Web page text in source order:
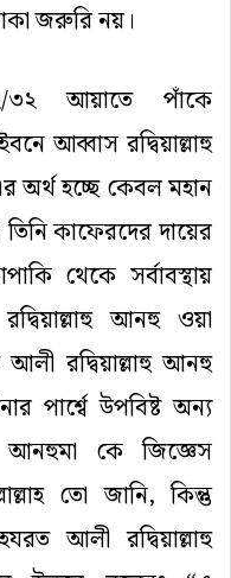
জরুরি নয়।
আয়াতে পাঁকে
আব্বাস রদ্বিয়াল্লাহু
অর্থ হচ্ছে কেবল মহান
কাফেরদের দায়ের
থেকে সর্বাবস্থায়
আনহু ওয়া
রদ্বিয়াল্লাহু আনহু
পার্শ্বে উপবিষ্ট অন্য
আনহুমা কে জিজ্ঞেস
তো জানি, কিন্তু
আলী রদ্বিয়াল্লাহু